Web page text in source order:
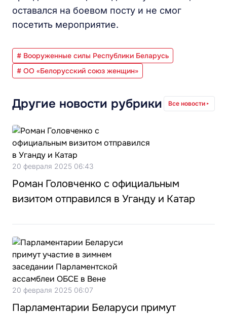
оставался на боевом посту и не смог
посетить мероприятие.
# Вооруженные силы Республики Беларусь
# ОО «Белорусский союз женщин»
Другие новости рубрики Все новости
20 февраля 2025 06:43
Роман Головченко с официальным
визитом отправился в Уганду и Катар
20 февраля 2025 06:07
Парламентарии Беларуси примут